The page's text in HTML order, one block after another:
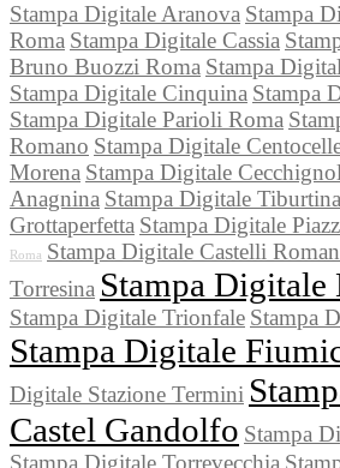
Stampa Digitale Aranova Stampa
Roma Stampa Digitale Cassia
Bruno Buozzi Roma Stampa
Stampa Digitale Cinquina Stampa
Stampa Digitale Parioli Roma
Romano Stampa Digitale
Morena Stampa Digitale
Anagnina Stampa Digitale Tiburtina
Grottaperfetta Stampa Digitale
Roma Stampa Digitale Castelli
Torresina Stampa Digitale
Stampa Digitale Trionfale Stampa
Stampa Digitale
Digitale Stazione Termini
Castel Gandolfo Stampa
Stampa Digitale Torrevecchia